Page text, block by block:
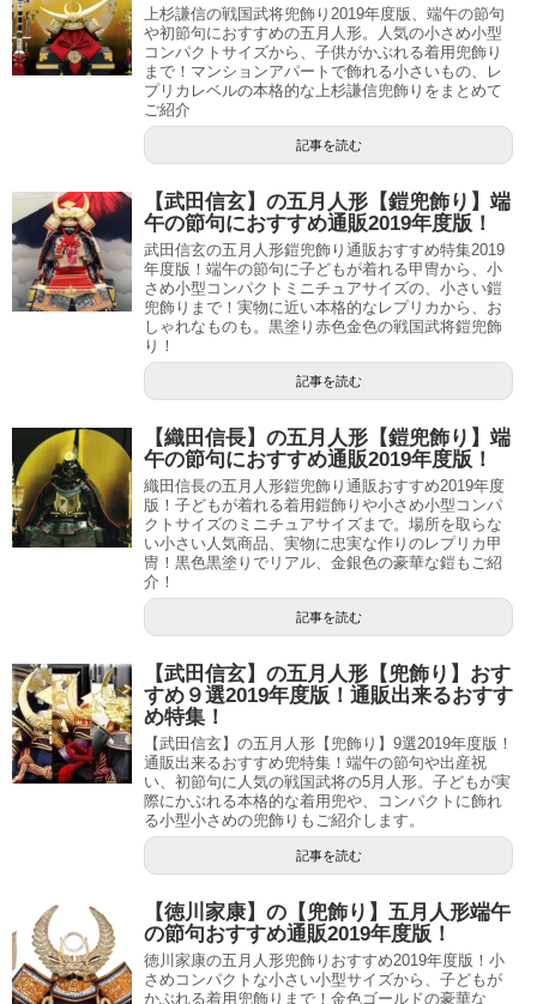
上杉謙信の戦国武将兜飾り2019年度版、端午の節句
や初節句におすすめの五月人形。人気の小さめ小型
コンパクトサイズから、子供がかぶれる着用兜飾り
まで！マンションアパートで飾れる小さいもの、レ
プリカレベルの本格的な上杉謙信兜飾りをまとめて
ご紹介
記事を読む
【武田信玄】の五月人形【鎧兜飾り】端
午の節句におすすめ通販2019年度版！
武田信玄の五月人形鎧兜飾り通販おすすめ特集2019
年度版！端午の節句に子どもが着れる甲冑から、小
さめ小型コンパクトミニチュアサイズの、小さい鎧
兜飾りまで！実物に近い本格的なレプリカから、お
しゃれなものも。黒塗り赤色金色の戦国武将鎧兜飾
り！
記事を読む
【織田信長】の五月人形【鎧兜飾り】端
午の節句におすすめ通販2019年度版！
織田信長の五月人形鎧兜飾り通販おすすめ2019年度
版！子どもが着れる着用鎧飾りや小さめ小型コンパ
クトサイズのミニチュアサイズまで。場所を取らな
い小さい人気商品、実物に忠実な作りのレプリカ甲
冑！黒色黒塗りでリアル、金銀色の豪華な鎧もご紹
介！
記事を読む
【武田信玄】の五月人形【兜飾り】おす
すめ９選2019年度版！通販出来るおすす
め特集！
【武田信玄】の五月人形【兜飾り】9選2019年度版！
通販出来るおすすめ兜特集！端午の節句や出産祝
い、初節句に人気の戦国武将の5月人形。子どもが実
際にかぶれる本格的な着用兜や、コンパクトに飾れ
る小型小さめの兜飾りもご紹介します。
記事を読む
【徳川家康】の【兜飾り】五月人形端午
の節句おすすめ通販2019年度版！
徳川家康の五月人形兜飾りおすすめ2019年度版！小
さめコンパクトな小さい小型サイズから、子どもが
かぶれる着用兜飾りまで！金色ゴールドの豪華な